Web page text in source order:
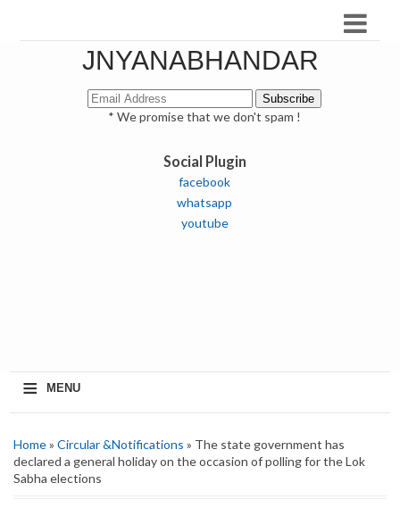
JNYANABHANDAR
* We promise that we don't spam !
Social Plugin
facebook
whatsapp
youtube
≡ MENU
Home» Circular &Notifications » The state government has
declared a general holiday on the occasion of polling for the Lok
Sabha elections